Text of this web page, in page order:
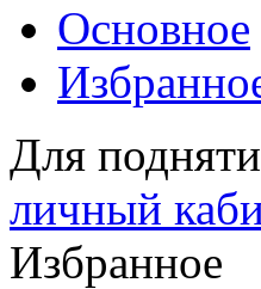
Основное
Для
личный
Избранное